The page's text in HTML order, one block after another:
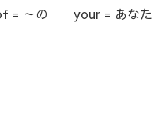
～の your = あなた